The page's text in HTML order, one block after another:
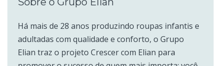
Há mais de 28 anos produzindo roupas infantis e
adultadas com qualidade e conforto, o Grupo
Elian traz o projeto Crescer com Elian para